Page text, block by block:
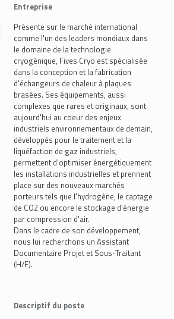
Entreprise
Présente sur le marché international
comme l'un des leaders mondiaux dans
le domaine de la technologie
cryogénique, Fives Cryo est spécialisée
dans la conception et la fabrication
d'échangeurs de chaleur à plaques
brasées. Ses équipements, aussi
complexes que rares et originaux, sont
aujourd'hui au coeur des enjeux
industriels environnementaux de demain,
développés pour le traitement et la
liquéfaction de gaz industriels,
permettent d'optimiser énergétiquement
les installations industrielles et prennent
place sur des nouveaux marchés
porteurs tels que l'hydrogène, le captage
de CO2 ou encore le stockage d'énergie
par compression d'air.
Dans le cadre de son développement,
nous lui recherchons un Assistant
Documentaire Projet et Sous-Traitant
(H/F).
Descriptif du poste